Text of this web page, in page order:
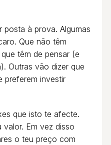
posta à prova. Algumas
Que não têm
têm de pensar (e
Outras vão dizer que
preferem investir
que isto te afecte.
Em vez disso
o teu preço com